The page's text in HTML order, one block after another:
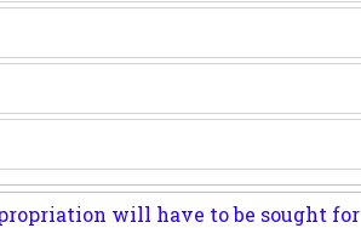
will have to be sought for